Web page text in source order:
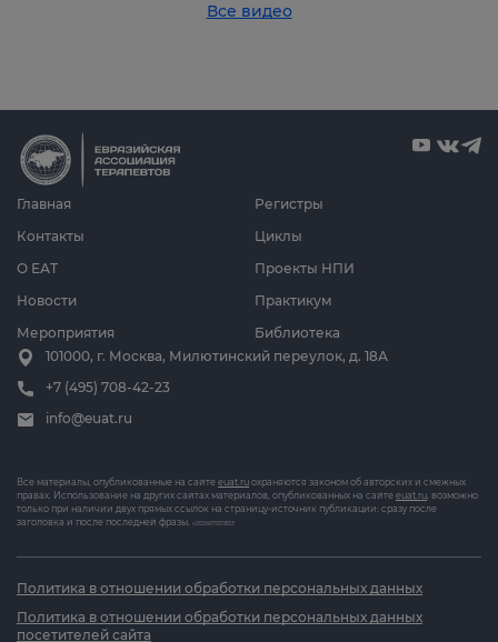
Все видео
Главная
О ЕАТ
Новости
Мероприятия
Циклы
Проекты НПИ
Практикум
Библиотека
Регистры
Контакты
101000, г. Москва, Милютинский переулок, д. 18А
+7 (495) 708-42-23
info@euat.ru
Все материалы, опубликованные на сайте euat.ru охраняются законом об авторских и смежных
правах. Использование на других сайтах материалов, опубликованных на сайте euat.ru, возможно
только при наличии двух прямых ссылок на страницу-источник публикации: сразу после
заголовка и после последней фразы. v202607031833
Политика в отношении обработки персональных данных
Политика в отношении обработки персональных данных
посетителей сайта